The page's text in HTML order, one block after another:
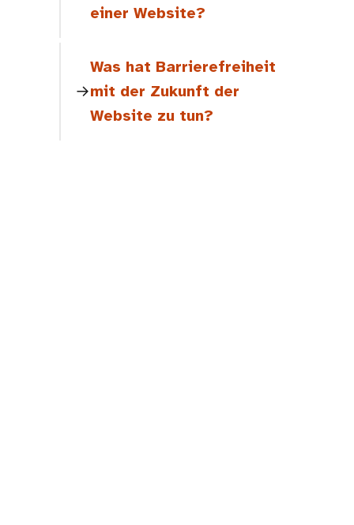
einer Website?
Was hat Barrierefreiheit
mit der Zukunft der
Website zu tun?